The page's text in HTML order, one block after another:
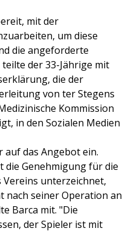
mit der
um diese
die angeforderte
der 33-Jährige mit
die der
von ter Stegens
Kommission
in den Sozialen Medien
das Angebot ein.
die Genehmigung für die
Vereins unterzeichnet,
nach seiner Operation an
Barca mit. "Die
der Spieler ist mit